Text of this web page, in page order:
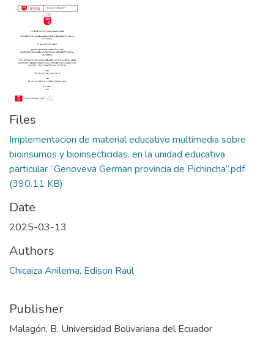
Files
Implementacion de material educativo multimedia sobre
bioinsumos y bioinsecticidas, en la unidad educativa
particular “Genoveva German provincia de Pichincha”.pdf
(390.11 KB)
Date
2025-03-13
Authors
Chicaiza Anilema, Edison Raúl
Publisher
Malagón, B. Universidad Bolivariana del Ecuador